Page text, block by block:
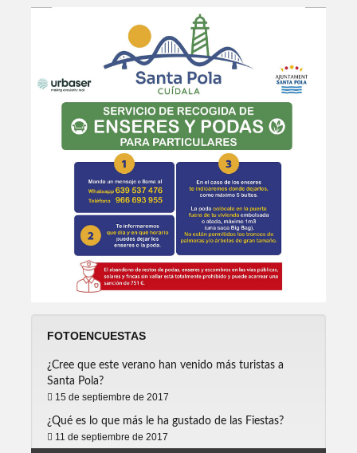
FOTOENCUESTAS
¿Cree que este verano han venido más turistas a
Santa Pola?
15 de septiembre de 2017
¿Qué es lo que más le ha gustado de las Fiestas?
11 de septiembre de 2017